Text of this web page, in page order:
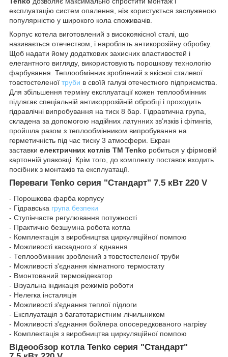
експлуатацію систем опалення, ніж користується заслуженою
популярністю у широкого кола споживачів.
Корпус котела виготовлений з високоякісної сталі, що
називається отечеством, і нароблять антикорозійну обробку.
Щоб надати йому додаткових захисних властивостей і
елегантного вигляду, використовують порошкову технологію
фарбування. Теплообмінник зроблений з якісної сталевої
товстостеленої труби в своїй галузі отечестного підприємства.
Для збільшення терміну експлуатації кожен теплообмінник
підлягає спеціальній антикоррозійній обробці і проходить
гідравлічні випробування на тиск 8 бар. Гідравтична група,
складена за допомогою надійних латунних зв’язків і фітингів,
пройшла разом з теплообмінником випробування на
герметичність під час тиску 3 атмосфери. Екран
заставки електричних котлів ТМ Tenko робиться у фірмовій
картонній упаковці. Крім того, до комплекту поставок входить
посібник з монтажів та експлуатації.
Переваги Tenko серия "Стандарт" 7.5 кВт 220 V
- Порошкова фарба корпусу
- Гідравська група безпеки
- Ступінчасте регулювання потужності
- Практично безшумна робота котла
- Комплектація з виробництва циркуляційної помпою
- Можливості каскадного з' єднання
- Теплообмінник зроблений з товстостеленої труби
- Можливості з'єднання кімнатного термостату
- Вмонтований термовідекатор
- Візуальна індикація режимів роботи
- Нелегка інсталяція
- Можливості з'єднання теплої підлоги
- Експлуатація з багатотаристним лічильником
- Можливості з'єднання бойлера опосередкованого нагріву
- Комплектація з виробництва циркуляційної помпою
Відеообзор котла Tenko серия "Стандарт"